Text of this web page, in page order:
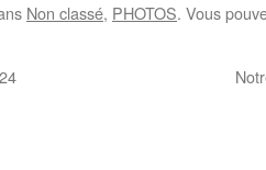
Non classé, PHOTOS. Vous